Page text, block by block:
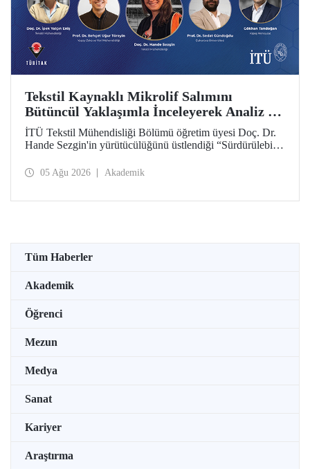
Tekstil Kaynaklı Mikrolif Salımını
Bütüncül Yaklaşımla İnceleyerek Analiz ve
Azaltım Stratejileri Geliştirecek Projeye
TÜBİTAK Desteği
İTÜ Tekstil Mühendisliği Bölümü öğretim üyesi Doç. Dr.
Hande Sezgin'in yürütücülüğünü üstlendiği “Sürdürülebilir
Koşullarına Bağlı Mikrolif Salımı: Aşınma, UV Maruziyeti
05 Ağu 2026 Akademik
Tüm Haberler
Akademik
Öğrenci
Mezun
Medya
Sanat
Kariyer
Araştırma